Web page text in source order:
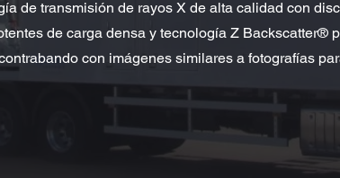
de transmisión de rayos X de alta calidad con
de carga densa y tecnología Z Backscatter®
con imágenes similares a fotografías